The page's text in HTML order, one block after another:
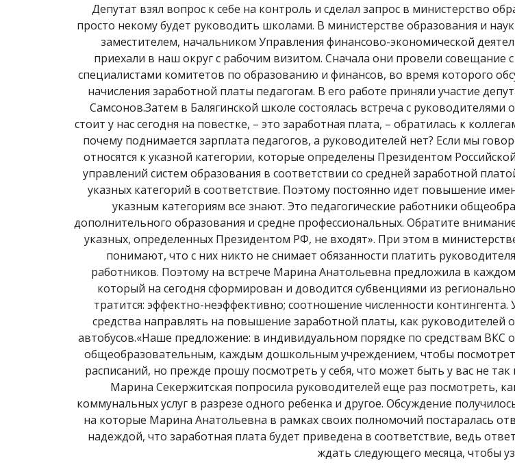
Депутат взял вопрос к себе на контроль и сделал запрос в министерство
просто некому будет руководить школами. В министерстве образования и
заместителем, начальником Управления финансово-экономической
приехали в наш округ с рабочим визитом. Сначала они провели
специалистами комитетов по образованию и финансов, во время которого
начисления заработной платы педагогам. В его работе приняли участие
Самсонов.Затем в Балягинской школе состоялась встреча с
стоит у нас сегодня на повестке, – это заработная плата, – обратилась к
почему поднимается зарплата педагогов, а руководителей нет? Если мы
относятся к указной категории, которые определены Президентом
управлений систем образования в соответствии со средней заработной
указных категорий в соответствие. Поэтому постоянно идет повышение
указным категориям все знают. Это педагогические работники
дополнительного образования и средне профессиональных. Обратите
указных, определенных Президентом РФ, не входят». При этом в
понимают, что с них никто не снимает обязанности платить
работников. Поэтому на встрече Марина Анатольевна предложила в
который на сегодня сформирован и доводится субвенциями из
тратится: эффектно-неэффективно; соотношение численности
средства направлять на повышение заработной платы, как
автобусов.«Наше предложение: в индивидуальном порядке по средствам
общеобразовательным, каждым дошкольным учреждением, чтобы
расписаний, но прежде прошу посмотреть у себя, что может быть у вас не
Марина Секержитская попросила руководителей еще раз посмотреть,
коммунальных услуг в разрезе одного ребенка и другое. Обсуждение
на которые Марина Анатольевна в рамках своих полномочий постаралась
надеждой, что заработная плата будет приведена в соответствие, ведь
ждать следующего месяца, чтобы